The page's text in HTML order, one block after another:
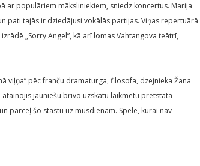
ar populāriem māksliniekiem, sniedz koncertus. Marija
pati tajās ir dziedājusi vokālās partijas. Viņas repertuārā
„Sorry Angel”, kā arī lomas Vahtangova teātrī,
viļņa” pēc franču dramaturga, filosofa, dzejnieka Žana
jauniešu brīvo uzskatu laikmetu pretstatā
pārceļ šo stāstu uz mūsdienām. Spēle, kurai nav